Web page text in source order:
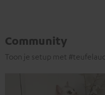
Community
Toon je setup met